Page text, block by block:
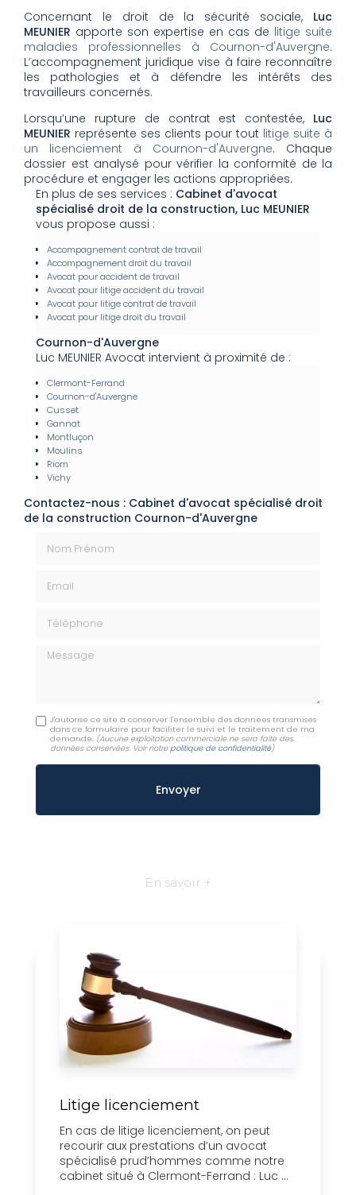
Concernant le droit de la sécurité sociale, Luc
MEUNIER apporte son expertise en cas de litige suite
maladies professionnelles à Cournon-d'Auvergne.
L’accompagnement juridique vise à faire reconnaître
les pathologies et à défendre les intérêts des
travailleurs concernés.
Lorsqu’une rupture de contrat est contestée, Luc
MEUNIER représente ses clients pour tout litige suite à
un licenciement à Cournon-d'Auvergne. Chaque
dossier est analysé pour vérifier la conformité de la
procédure et engager les actions appropriées.
En plus de ses services : Cabinet d'avocat
spécialisé droit de la construction, Luc MEUNIER
vous propose aussi :
Accompagnement contrat de travail
Accompagnement droit du travail
Avocat pour accident de travail
Avocat pour litige accident du travail
Avocat pour litige contrat de travail
Avocat pour litige droit du travail
Cournon-d'Auvergne
Luc MEUNIER Avocat intervient à proximité de :
Clermont-Ferrand
Cournon-d'Auvergne
Cusset
Gannat
Montluçon
Moulins
Riom
Vichy
Contactez-nous : Cabinet d'avocat spécialisé droit
de la construction Cournon-d'Auvergne
Message
J'autorise ce site à conserver l'ensemble des données transmises
dans ce formulaire pour faciliter le suivi et le traitement de ma
demande. (Aucune exploitation commerciale ne sera faite des
données conservées. Voir notre politique de confidentialité)
En savoir +
Litige licenciement
En cas de litige licenciement, on peut
recourir aux prestations d’un avocat
spécialisé prud’hommes comme notre
cabinet situé à Clermont-Ferrand : Luc ...